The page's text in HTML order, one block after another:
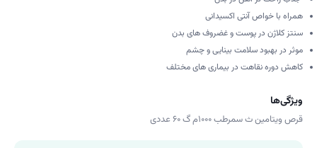
همراه با خواص آنتی اکسیدانی
سنتز کلاژن در پوست و غضروف های بدن
موثر در بهبود سلامت بینایی و چشم
کاهش دوره نقاهت در بیماری های مختلف
ویژگی‌ها
قرص ویتامین ث سمرطب 1000م گ 60 عددی